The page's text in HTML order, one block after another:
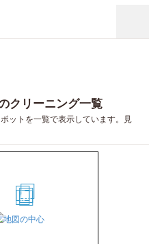
クリーニング一覧
ットを一覧で表示しています。見
5
79
10
13